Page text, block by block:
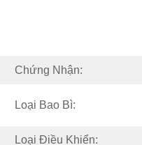
Chứng Nhận:
Loại Bao Bì:
Loại Điều Khiển: